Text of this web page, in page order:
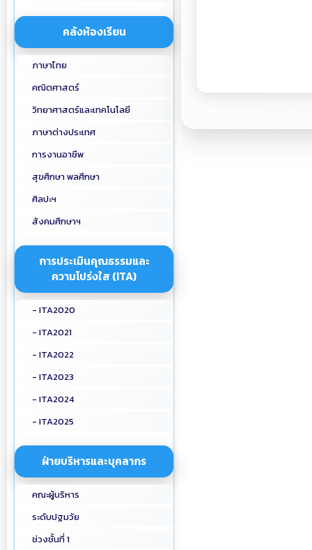
คลังห้องเรียน
ภาษาไทย
คณิตศาสตร์
วิทยาศาสตร์และเทคโนโลยี
ภาษาต่างประเทศ
การงานอาชีพ
สุขศึกษา พลศึกษา
ศิลปะฯ
สังคมศึกษาฯ
การประเมินคุณธรรมและ
ความโปร่งใส (ITA)
- ITA2020
- ITA2021
- ITA2022
- ITA2023
- ITA2024
- ITA2025
ฝ่ายบริหารและบุคลากร
คณะผู้บริหาร
ระดับปฐมวัย
ช่วงชั้นที่ 1